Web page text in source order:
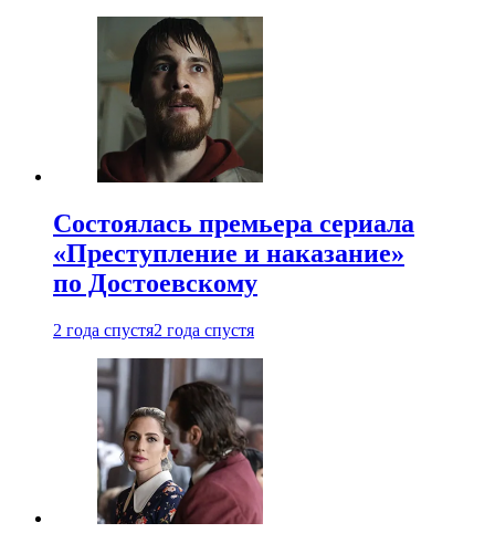
Состоялась премьера сериала
«Преступление и наказание»
по Достоевскому
2 года спустя2 года спустя